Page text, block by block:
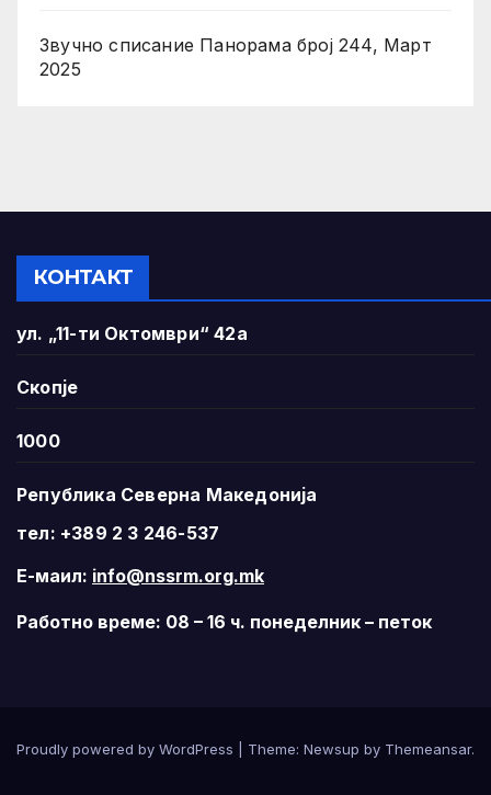
Звучно списание Панорама број 244, Март
2025
КОНТАКТ
ул. „11-ти Октомври“ 42а
Скопје
1000
Република Северна Македонија
тел: +389 2 3 246-537
Е-маил: info@nssrm.org.mk
Работно време: 08 – 16 ч. понеделник – петок
Proudly powered by WordPress Theme: Newsup by Themeansar.